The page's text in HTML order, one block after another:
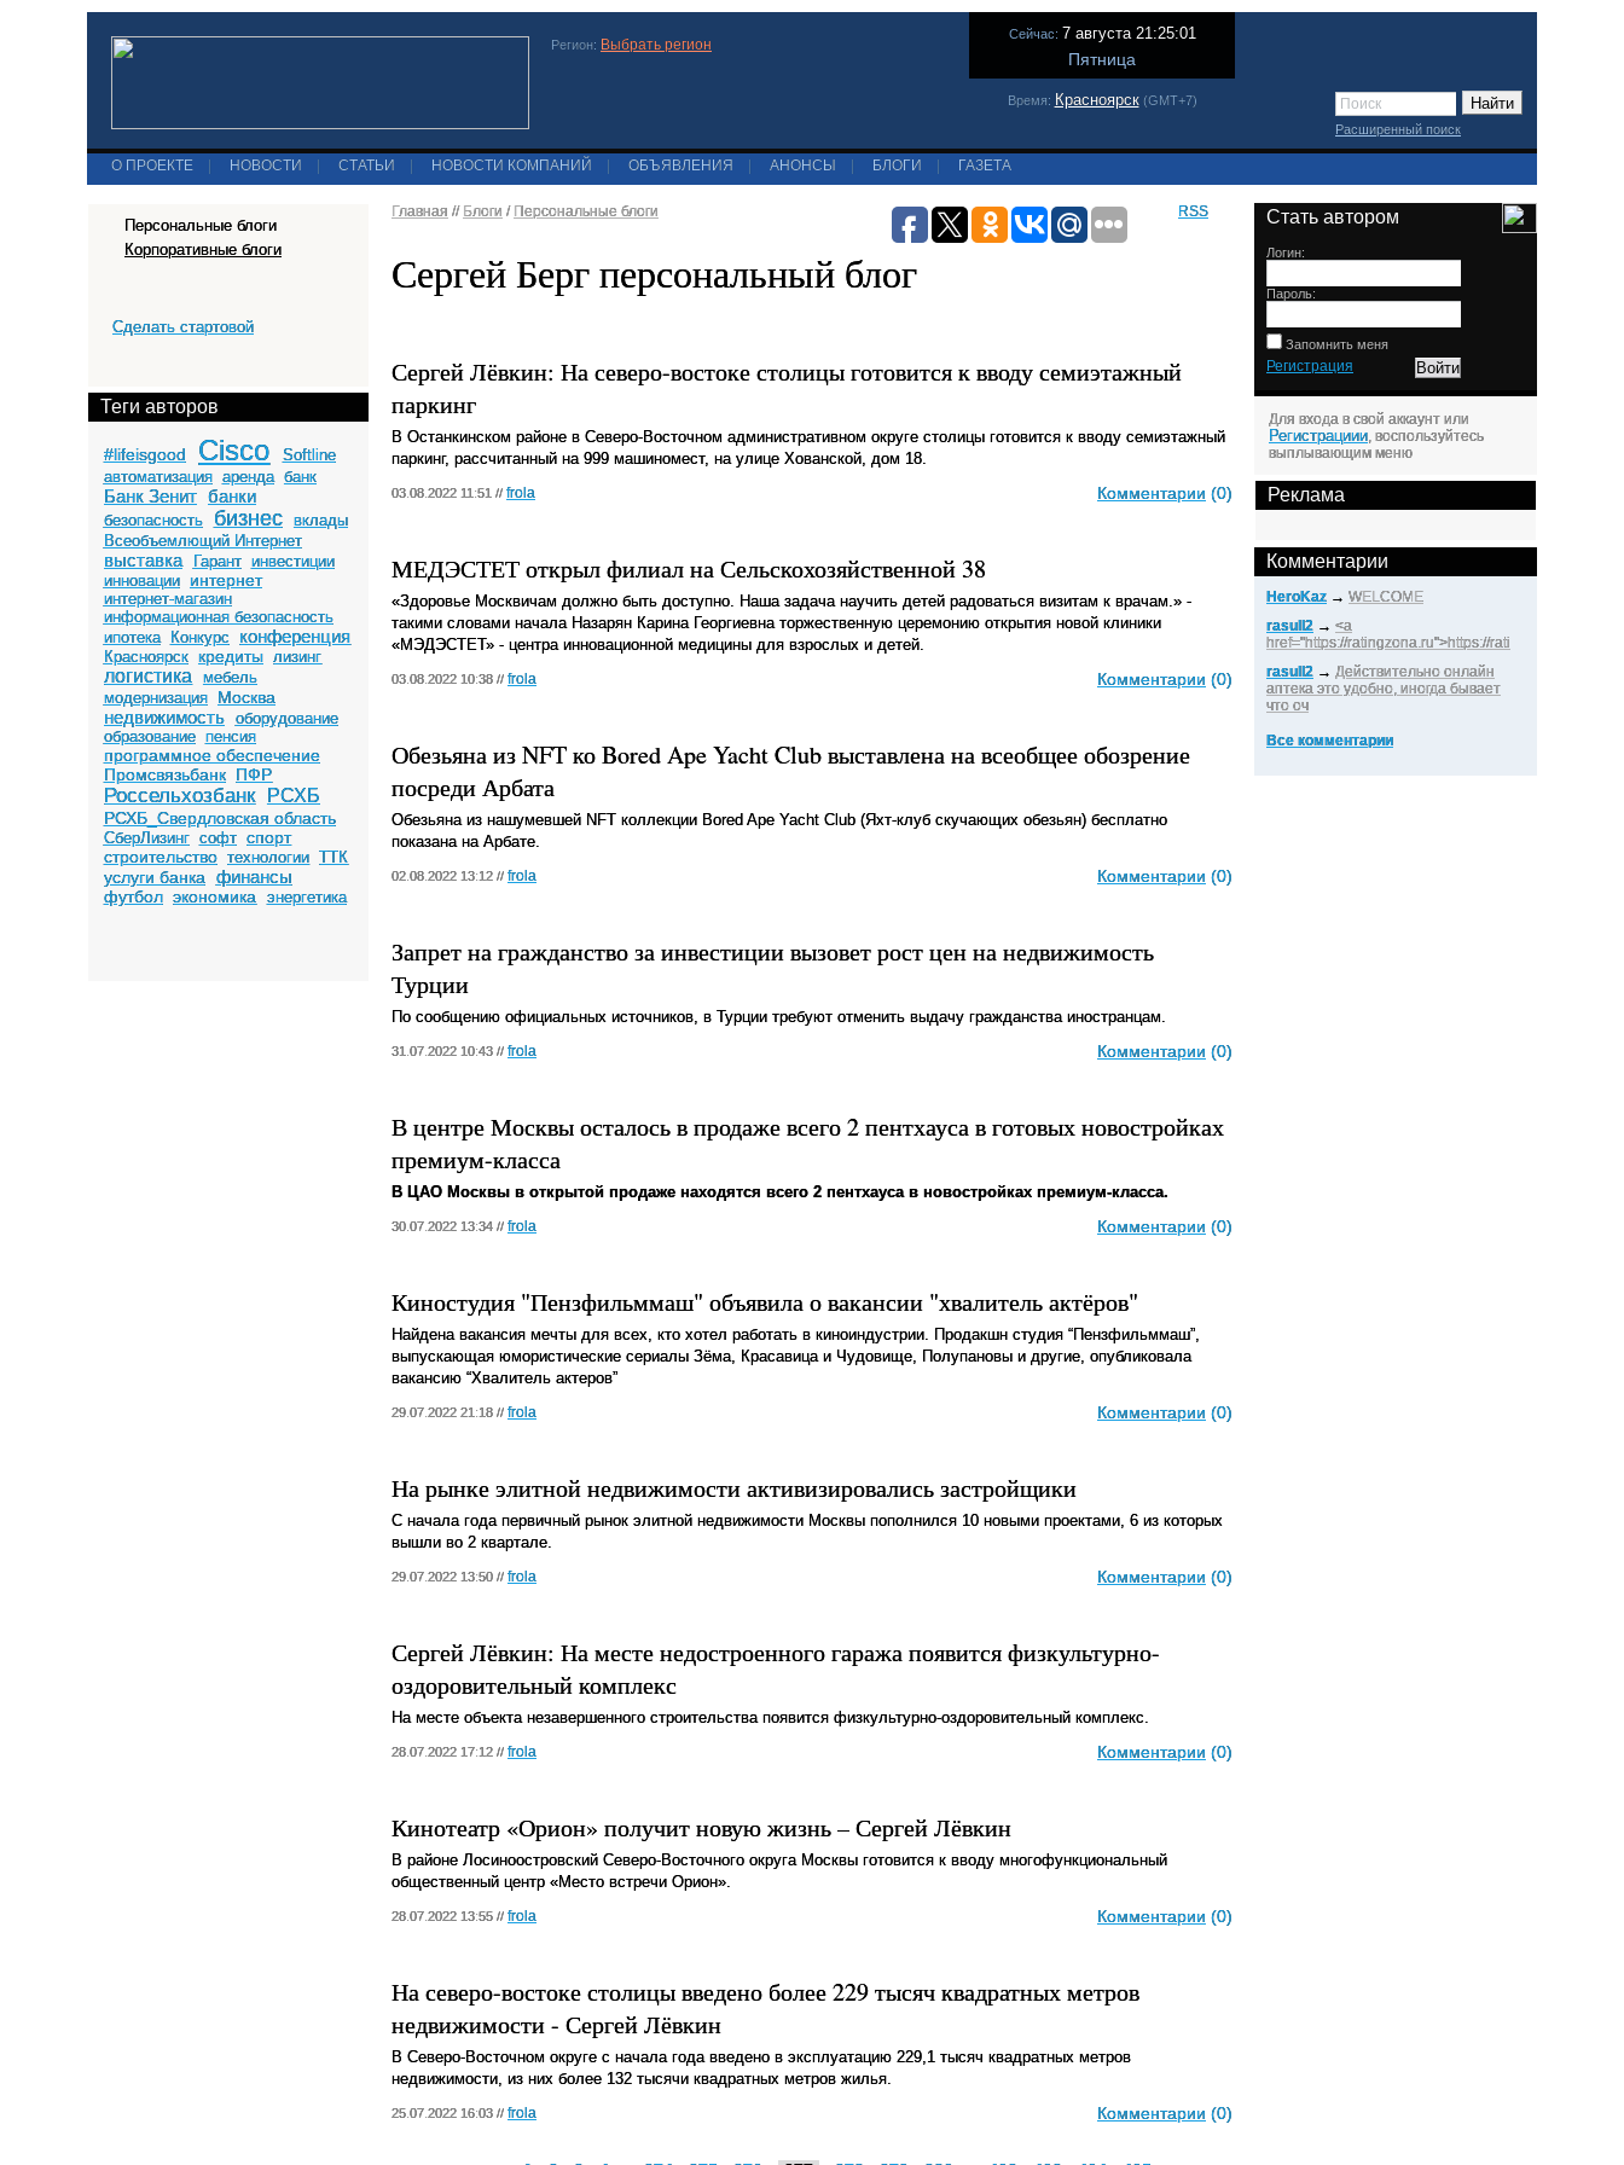
Регион: Выбрать регион
Сейчас: 7 августа 21:25:01
Пятница
Время: Красноярск(GMT+7)
Расширенный поиск
О ПРОЕКТЕ НОВОСТИ СТАТЬИ НОВОСТИ КОМПАНИЙ ОБЪЯВЛЕНИЯ АНОНСЫ БЛОГИ ГАЗЕТА
Персональные блоги
Корпоративные блоги
Сделать стартовой
Теги авторов
#lifeisgood Cisco
Softline
автоматизация аренда банк
Банк Зенит банки
безопасность бизнес
вклады
Всеобъемлющий Интернет
выставка Гарант инвестиции
инновации
интернет
интернет-магазин
информационная безопасность
ипотека
Конкурс конференция
Красноярск кредиты лизинг
логистика
мебель
модернизация
Москва
недвижимость оборудование
образование пенсия
программное обеспечение
Промсвязьбанк ПФР
Россельхозбанк РСХБ
РСХБ_Свердловская область
СберЛизинг софт спорт
строительство технологии ТТК
услуги банка финансы
футбол экономика энергетика
Главная // Блоги / Персональные блоги RSS
Сергей Берг персональный блог
Сергей Лёвкин: На северо-востоке столицы готовится к вводу семиэтажный
паркинг
В Останкинском районе в Северо-Восточном административном округе столицы готовится к вводу семиэтажный
паркинг, рассчитанный на 999 машиномест, на улице Хованской, дом 18.
03.08.2022 11:51 // frola Комментарии (0)
МЕДЭСТЕТ открыл филиал на Сельскохозяйственной 38
«Здоровье Москвичам должно быть доступно. Наша задача научить детей радоваться визитам к врачам.» -
такими словами начала Назарян Карина Георгиевна торжественную церемонию открытия новой клиники
«МЭДЭСТЕТ» - центра инновационной медицины для взрослых и детей.
03.08.2022 10:38 // frola Комментарии (0)
Обезьяна из NFT ко Bored Ape Yacht Club выставлена на всеобщее обозрение
посреди Арбата
Обезьяна из нашумевшей NFT коллекции Bored Ape Yacht Club (Яхт-клуб скучающих обезьян) бесплатно
показана на Арбате.
02.08.2022 13:12 // frola Комментарии (0)
Запрет на гражданство за инвестиции вызовет рост цен на недвижимость
Турции
По сообщению официальных источников, в Турции требуют отменить выдачу гражданства иностранцам.
31.07.2022 10:43 // frola Комментарии (0)
В центре Москвы осталось в продаже всего 2 пентхауса в готовых новостройках
премиум-класса
В ЦАО Москвы в открытой продаже находятся всего 2 пентхауса в новостройках премиум-класса.
30.07.2022 13:34 // frola Комментарии (0)
Киностудия "Пензфильммаш" объявила о вакансии "хвалитель актёров"
Найдена вакансия мечты для всех, кто хотел работать в киноиндустрии. Продакшн студия “Пензфильммаш”,
выпускающая юмористические сериалы Зёма, Красавица и Чудовище, Полупановы и другие, опубликовала
вакансию “Хвалитель актеров”
29.07.2022 21:18 // frola Комментарии (0)
На рынке элитной недвижимости активизировались застройщики
С начала года первичный рынок элитной недвижимости Москвы пополнился 10 новыми проектами, 6 из которых
вышли во 2 квартале.
29.07.2022 13:50 // frola Комментарии (0)
Сергей Лёвкин: На месте недостроенного гаража появится физкультурно-
оздоровительный комплекс
На месте объекта незавершенного строительства появится физкультурно-оздоровительный комплекс.
28.07.2022 17:12 // frola Комментарии (0)
Кинотеатр «Орион» получит новую жизнь – Сергей Лёвкин
В районе Лосиноостровский Северо-Восточного округа Москвы готовится к вводу многофункциональный
общественный центр «Место встречи Орион».
28.07.2022 13:55 // frola Комментарии (0)
На северо-востоке столицы введено более 229 тысяч квадратных метров
недвижимости - Сергей Лёвкин
В Северо-Восточном округе с начала года введено в эксплуатацию 229,1 тысяч квадратных метров
недвижимости, из них более 132 тысячи квадратных метров жилья.
25.07.2022 16:03 // frola Комментарии (0)
Стать автором
Логин:
Пароль:
Запомнить меня
Регистрация
Для входа в свой аккаунт или
Регистрациии , воспользуйтесь
выплывающим меню
Реклама
Комментарии
HeroKaz → WELCOME
rasull2 → <a
href="https://ratingzona.ru">https://rati
rasull2 → Действительно онлайн
аптека это удобно, иногда бывает
что оч
Все комментарии